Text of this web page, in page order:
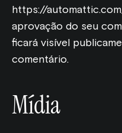
Dados
Vá além da atribuição.
incrementalidade.
Estúdio criativo
https://
aprovação do seu
ficará visível
comentário.
Mídia